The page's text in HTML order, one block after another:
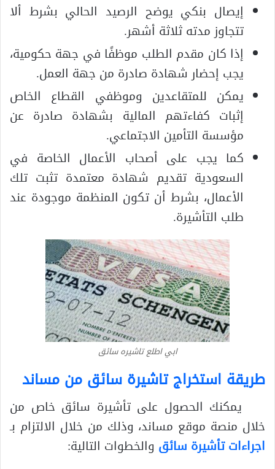
إيصال بنكي يوضح الرصيد الحالي بشرط ألا
تتجاوز مدته ثلاثة أشهر.
إذا كان مقدم الطلب موظفًا في جهة حكومية،
يجب إحضار شهادة صادرة من جهة العمل.
يمكن للمتقاعدين وموظفي القطاع الخاص
إثبات كفاءتهم المالية بشهادة صادرة عن
مؤسسة التأمين الاجتماعي.
كما يجب على أصحاب الأعمال الخاصة في
السعودية تقديم شهادة معتمدة تثبت تلك
الأعمال، بشرط أن تكون المنظمة موجودة عند
طلب التأشيرة.
ابي اطلع تاشيره سائق
طريقة استخراج تاشيرة سائق من مساند
يمكنك الحصول على تأشيرة سائق خاص من
خلال منصة موقع مساند، وذلك من خلال الالتزام بـ
اجراءات تأشيرة سائق والخطوات التالية: